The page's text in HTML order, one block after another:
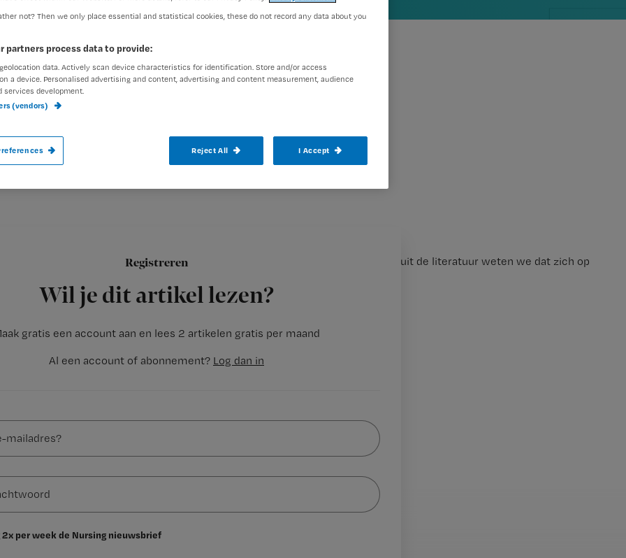
Registreren
Wil je dit artikel lezen?
gratis een account aan en lees 2 artikelen gratis per maand
Al een account of abonnement? Log dan in
2x per week de Nursing nieuwsbrief
Vraag:
Nee, in de gezondheidszorg mag nergens gewerkt worden met ‘nepnagels’. Vanuit de literatuur weten we dat zich op
not? Then we only place essential and statistical cookies, these do not record any data about you
partners process data to provide:
data. Actively scan device characteristics for identification. Store and/or access
a device. Personalised advertising and content, advertising and content measurement, audience
services development.
(vendors)
Reject All I Accept